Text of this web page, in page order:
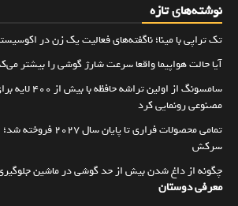
نوشته‌های تازه
تک تراپی با مینا؛ ناگفته‌های فعالیت یک زن در
آیا حالت هواپیما واقعا سرعت شارژ گوشی را بیشتر
سامسونگ از اولین
مصنوعی رونمایی کرد
تمامی محصولات فراری تا
سرکش
چگونه از داغ شدن بیش از حد گوشی در ماشین
معرفی دوستان